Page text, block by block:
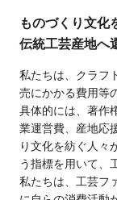
ものづくり文化
伝統工芸産地へ
私たちは、クラフ
売にかかる費用等
具体的には、著作
業運営費、産地応
り文化を紡ぐ人々
う指標を用いて、
私たちは、工芸フ